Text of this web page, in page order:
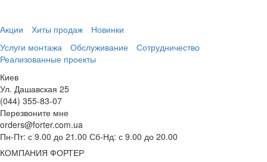
Акции Хиты продаж
Новинки
Услуги монтажа
Обслуживание
Сотрудничество
Реализованные проекты
Киев
Ул. Дашавская 25
(044) 355-83-07
Перезвоните мне
orders@forter.com.ua
Пн-Пт: с 9.00 до 21.00 Сб-Нд: с 9.00 до 20.00
КОМПАНИЯ ФОРТЕР